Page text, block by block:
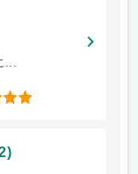
...